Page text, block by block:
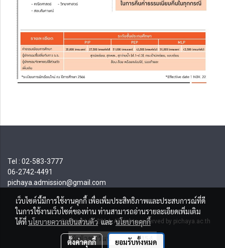
Tel : 02-583-3777
06-2742-4491
pichaya.admission@gmail.com
Copyright © 2014 All rights reserved by pichaya.ac.th
ผู้เข้าชมวันนี้ 154
เว็บไซต์นี้มีการใช้งานคุกกี้ เพื่อเพิ่มประสิทธิภาพและประสบการณ์ที่ดี
ในการใช้งานเว็บไซต์ของท่าน ท่านสามารถอ่านรายละเอียดเพิ่มเติม
ได้ที่นโยบายความเป็นส่วนตัวและนโยบายคุกกี้
ตั้งค่าคุกกี้ ยอมรับทั้งหมด